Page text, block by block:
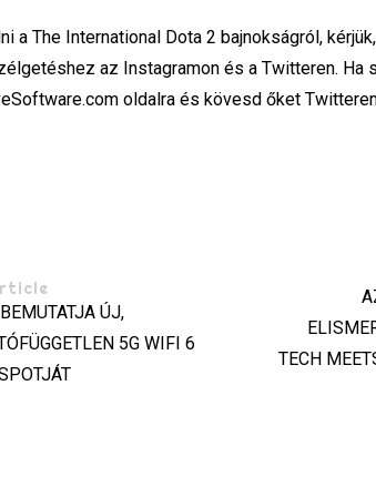
a The International Dota 2 bajnokságról,
az Instagramon és a Twitteren. Ha
oldalra és kövesd őket
ÚJ,
5G WIFI 6
TECH